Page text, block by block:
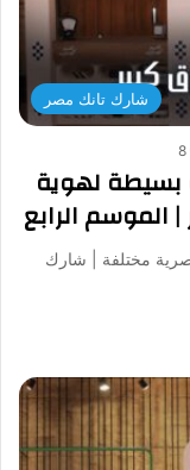
شارك تانك مصر
8
بسيطة لهوية
الرابع
مختلفة | شارك